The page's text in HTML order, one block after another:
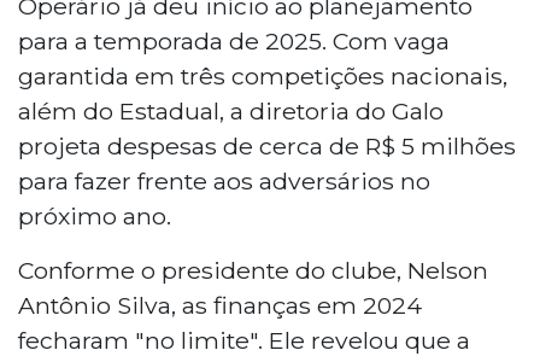
para a temporada de 2025. Com vaga
garantida em três competições nacionais,
além do Estadual, a diretoria do Galo
projeta despesas de cerca de R$ 5 milhões
para fazer frente aos adversários no
próximo ano.
Conforme o presidente do clube, Nelson
Antônio Silva, as finanças em 2024
fecharam "no limite". Ele revelou que a